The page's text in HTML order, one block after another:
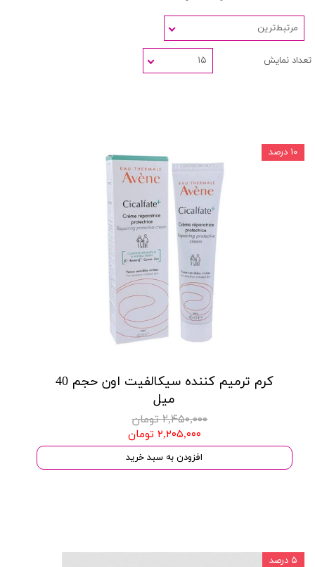
مرتبط‌ترین
تعداد نمایش ۱۵
کرم ترمیم کننده سیکالفیت اون حجم 40
میل
۲,۴۵۰,۰۰۰ تومان
۲,۲۰۵,۰۰۰ تومان
افزودن به سبد خرید
۱۰ درصد
۵ درصد